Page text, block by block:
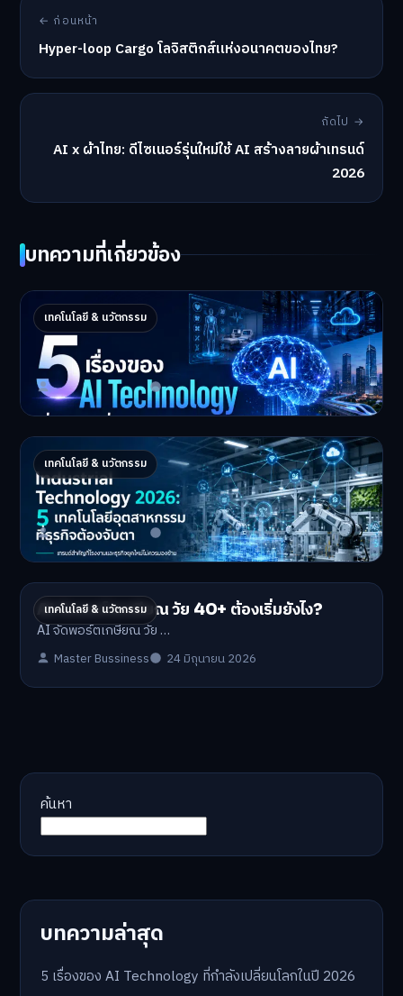
← ก่อนหน้า
Hyper-loop Cargo โลจิสติกส์แห่งอนาคตของไทย?
ถัดไป →
AI x ผ้าไทย: ดีไซเนอร์รุ่นใหม่ใช้ AI สร้างลายผ้าเทรนด์
2026
บทความที่เกี่ยวข้อง
เทคโนโลยี & นวัตกรรม
5 เรื่องของ AI Technology ที่กำลังเปลี่ยนโลก
ในปี 2026
5 AI Technology ที่กำล…
Master Bussiness 2 กรกฎาคม 2026
เทคโนโลยี & นวัตกรรม
Industrial 2026 : 5 เทคโนโลยีอุตสาหกรรมที่
ธุรกิจต้องจับตา
Industrial Technology …
Master Bussiness 1 กรกฎาคม 2026
เทคโนโลยี & นวัตกรรม
AI จัดพอร์ตเกษียณ วัย 40+ ต้องเริ่มยังไง?
AI จัดพอร์ตเกษียณ วัย …
Master Bussiness 24 มิถุนายน 2026
ค้นหา
บทความล่าสุด
5 เรื่องของ AI Technology ที่กำลังเปลี่ยนโลกในปี 2026